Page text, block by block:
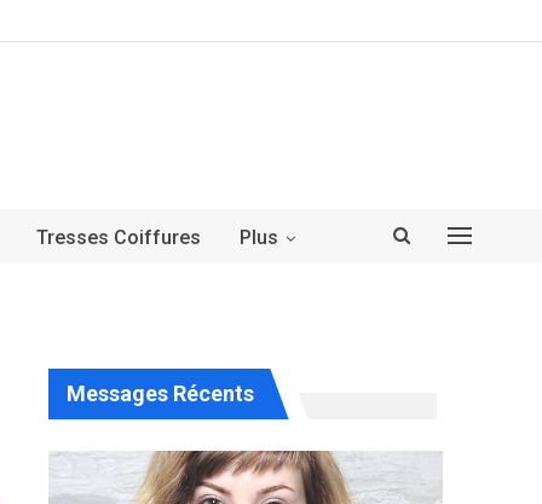
Tresses Coiffures Plus
Messages Récents